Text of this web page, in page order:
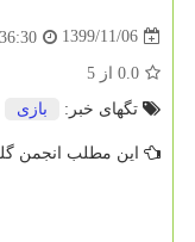
1399/11/06
0.0 از 5
تگهای خبر:
بازی
این مطلب انجمن